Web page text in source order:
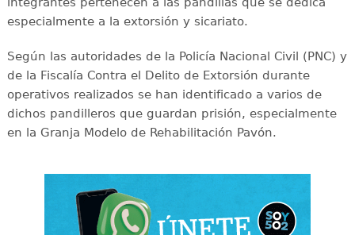
especialmente a la extorsión y sicariato.
Según las autoridades de la Policía Nacional Civil (PNC) y
de la Fiscalía Contra el Delito de Extorsión durante
operativos realizados se han identificado a varios de
dichos pandilleros que guardan prisión, especialmente
en la Granja Modelo de Rehabilitación Pavón.